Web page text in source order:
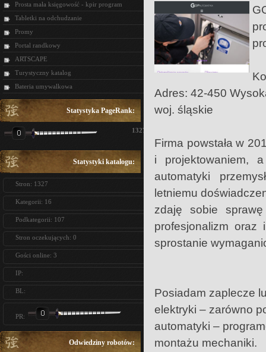
Prosta mała księgowość - kpir program
Tabletki na odchudzanie
Promy
Portal randkowy
ARTSCAPE
Turystyczny katalog
Bateria umywalkowa
Statystyka PageRank:
1327
Statystyki katalogu:
Stron: 1327
Kategorii: 16
Podkategorii: 107
Stron oczekujących: 0
Gości online: 3
IP:
BL:
PR:
Odwiedziny robotów:
Adres: 42-450
woj. śląskie
Firma powstała w
i projektowaniem,
automatyki
letniemu
zdaję sobie
profesjonalizm oraz
sprostanie
Posiadam zaplecze
elektryki – zarówno
automatyki –
montażu mechaniki.